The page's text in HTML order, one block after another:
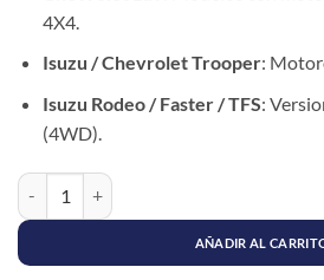
4X4.
Isuzu / Chevrolet Trooper:
Isuzu Rodeo / Faster / TFS:
(4WD).
SOPORTE CARDAN ISUZU D-MAX
AÑADIR AL